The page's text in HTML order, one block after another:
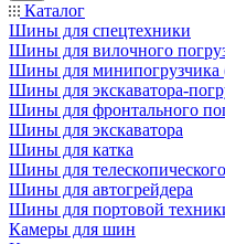
Каталог
Шины для спецтехники
Шины для вилочного
Шины для минипогрузчика
Шины для экскаватора-
Шины для фронтального
Шины для экскаватора
Шины для катка
Шины для
Шины для автогрейдера
Шины для портовой
Камеры для шин